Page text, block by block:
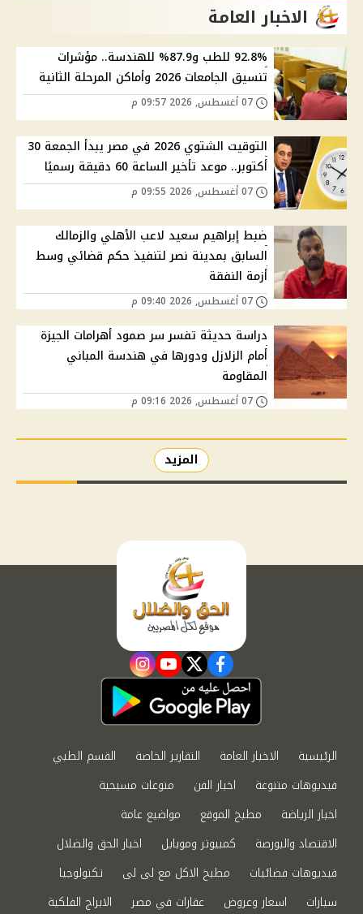
الاخبار العامة
92.8% للطب و87.9% للهندسة.. مؤشرات
تنسيق الجامعات 2026 وأماكن المرحلة الثانية
التوقيت الشتوي 2026 في مصر يبدأ الجمعة 30
أكتوبر.. موعد تأخير الساعة 60 دقيقة رسميًا
ضبط إبراهيم سعيد لاعب الأهلي والزمالك
السابق بمدينة نصر لتنفيذ حكم قضائي وسط
أزمة النفقة
دراسة حديثة تفسر سر صمود أهرامات الجيزة
أمام الزلازل ودورها في هندسة المباني
المقاومة
المزيد
facebook
twitter
youtube
instagram
الرئيسية الاخبار العامة التقارير الخاصة
القسم الطبي
فيديوهات متنوعة
اخبار الفن
منوعات مسيحية
اخبار الرياضة
مطبخ الموقع
مواضيع عامة
الاقتصاد والبورصة
كمبيوتر وموبايل
اخبار الحق والضلال
فيديوهات فضائيات
مطبخ الاكل مع لى لى
تكنولوجيا
سيارات
اسعار وعروض عقارات في مصر الابراج الفلكية